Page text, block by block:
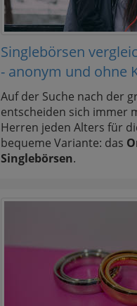
Singlebörsen
- anonym und ohne
Auf der Suche nach der
entscheiden sich immer
Herren jeden Alters für
bequeme Variante: das
Singlebörsen.